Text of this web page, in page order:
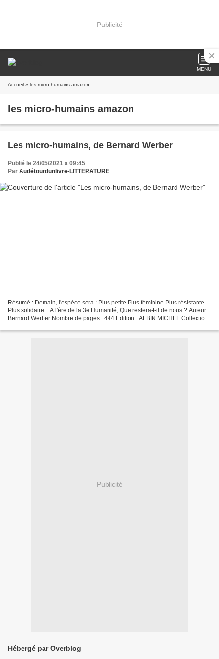
Publicité
MENU
Accueil » les micro-humains amazon
les micro-humains amazon
Les micro-humains, de Bernard Werber
Publié le 24/05/2021 à 09:45
Par Audétourdunlivre-LITTERATURE
Résumé : Demain, l'espèce sera : Plus petite Plus féminine Plus résistante
Plus solidaire... A l'ère de la 3e Humanité, Que restera-t-il de nous ? Auteur :
Bernard Werber Nombre de pages : 444 Edition : ALBIN MICHEL Collection :
Publicité
Hébergé par Overblog